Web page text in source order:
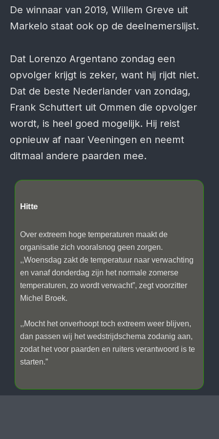
De winnaar van 2019, Willem Greve uit
Markelo staat ook op de deelnemerslijst.
Dat Lorenzo Argentano zondag een
opvolger krijgt is zeker, want hij rijdt niet.
Dat de beste Nederlander van zondag,
Frank Schuttert uit Ommen die opvolger
wordt, is heel goed mogelijk. Hij reist
opnieuw af naar Veeningen en neemt
ditmaal andere paarden mee.
Hitte
Over extreem hoge temperaturen maakt de
organisatie zich vooralsnog geen zorgen.
,,Woensdag zakt de temperatuur naar verwachting
en vanaf donderdag zijn het normale zomerse
temperaturen, zo wordt verwacht”, zegt voorzitter
Michel Broek.
,,Mocht het onverhoopt toch extreem weer blijven,
dan passen wij het wedstrijdschema zodanig aan,
zodat het voor paarden en ruiters verantwoord is te
starten.”